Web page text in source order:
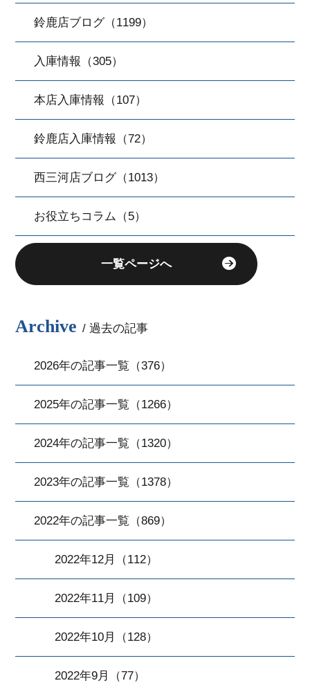
鈴鹿店ブログ（1199）
入庫情報（305）
本店入庫情報（107）
鈴鹿店入庫情報（72）
西三河店ブログ（1013）
お役立ちコラム（5）
一覧ページへ
Archive / 過去の記事
2026年の記事一覧（376）
2025年の記事一覧（1266）
2024年の記事一覧（1320）
2023年の記事一覧（1378）
2022年の記事一覧（869）
2022年12月（112）
2022年11月（109）
2022年10月（128）
2022年9月（77）